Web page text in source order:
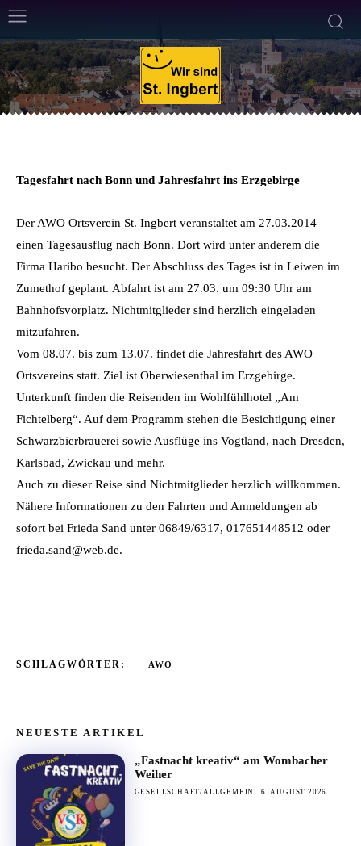
23. März 2014 Von Frank Leyendecker Weniger als eineMin. Lesezeit
Tagesfahrt nach Bonn und Jahresfahrt ins Erzgebirge
Der AWO Ortsverein St. Ingbert veranstaltet am 27.03.2014
einen Tagesausflug nach Bonn. Dort wird unter anderem die
Firma Haribo besucht. Der Abschluss des Tages ist in Leiwen im
Zumethof geplant. Abfahrt ist am 27.03. um 09:30 Uhr am
Bahnhofsvorplatz. Nichtmitglieder sind herzlich eingeladen
mitzufahren.
Vom 08.07. bis zum 13.07. findet die Jahresfahrt des AWO
Ortsvereins statt. Ziel ist Oberwiesenthal im Erzgebirge.
Unterkunft finden die Reisenden im Wohlfühlhotel „Am
Fichtelberg“. Auf dem Programm stehen die Besichtigung einer
Schwarzbierbrauerei sowie Ausflüge ins Vogtland, nach Dresden,
Karlsbad, Zwickau und mehr.
Auch zu dieser Reise sind Nichtmitglieder herzlich willkommen.
Nähere Informationen zu den Fahrten und Anmeldungen ab
sofort bei Frieda Sand unter 06849/6317, 017651448512 oder
frieda.sand@web.de.
SCHLAGWÖRTER: AWO
NEUESTE ARTIKEL
„Fastnacht kreativ“ am Wombacher
Weiher
GESELLSCHAFT/ALLGEMEIN 6. AUGUST 2026